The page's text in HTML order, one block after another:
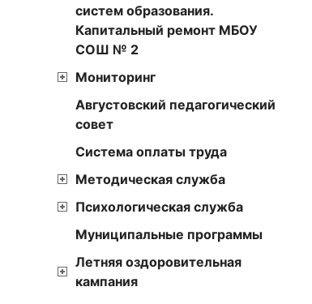
систем образования.
Капитальный ремонт МБОУ
СОШ № 2
Мониторинг
Августовский педагогический
совет
Cистема оплаты труда
Методическая служба
Психологическая служба
Муниципальные программы
Летняя оздоровительная
кампания